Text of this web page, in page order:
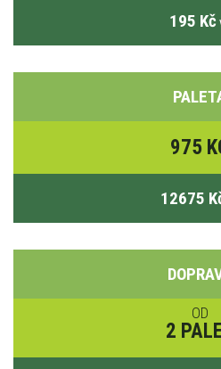
195 Kč
975
12675
OD
2